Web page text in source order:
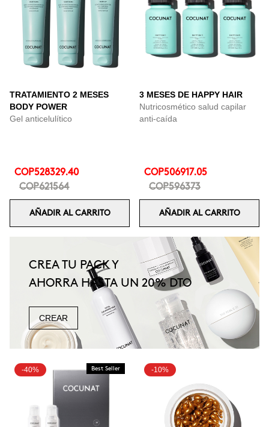
TRATAMIENTO 2 MESES
BODY POWER
Gel anticelulítico
COP528329.40
COP621564
AÑADIR AL CARRITO
3 MESES DE HAPPY HAIR
Nutricosmético salud capilar
anti-caída
COP506917.05
COP596373
AÑADIR AL CARRITO
CREA TU PACK Y
AHORRA HASTA UN 20% DTO
CREAR
-40% Best Seller -10%